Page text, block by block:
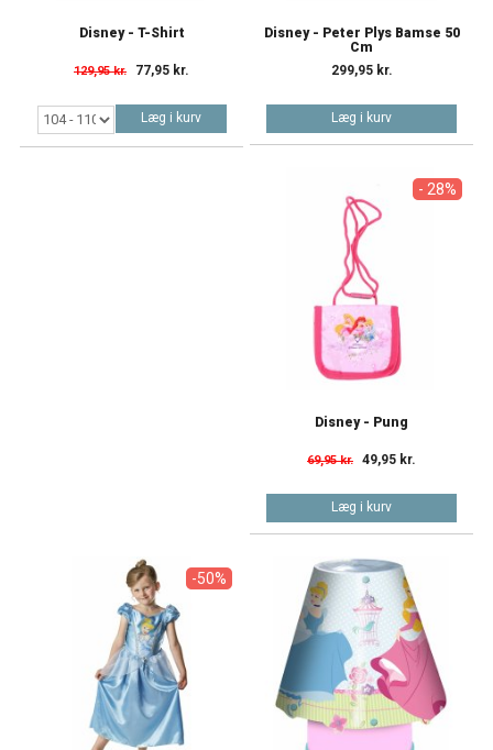
Disney - T-Shirt
129,95 kr. 77,95 kr.
Læg i kurv
Disney - Peter Plys Bamse 50
Cm
299,95 kr.
Læg i kurv
- 28%
Disney - Pung
69,95 kr. 49,95 kr.
Læg i kurv
-50%